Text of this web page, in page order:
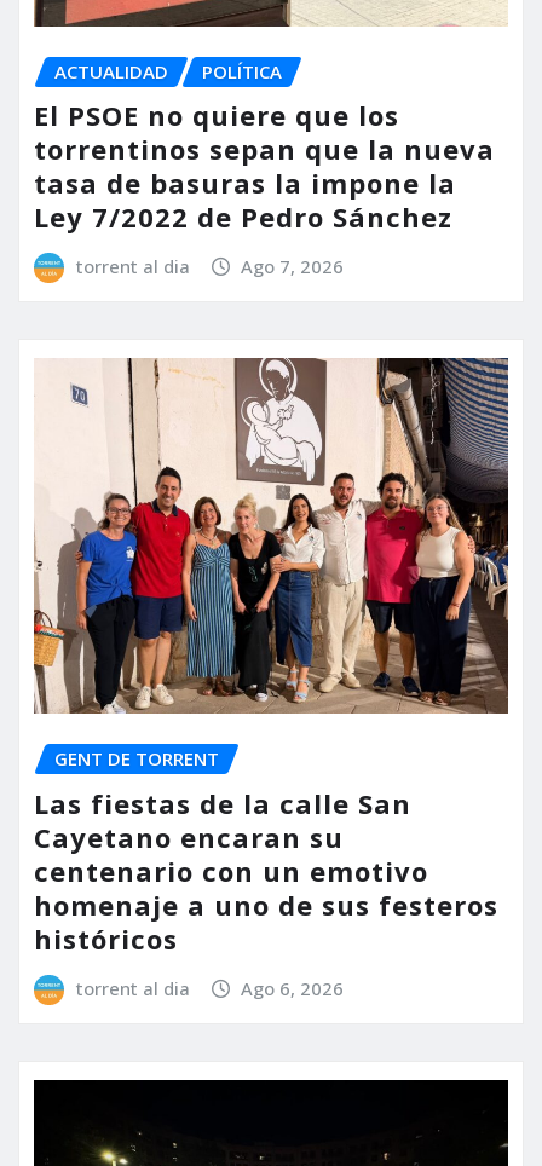
ACTUALIDAD POLÍTICA
El PSOE no quiere que los
torrentinos sepan que la nueva
tasa de basuras la impone la
Ley 7/2022 de Pedro Sánchez
torrent al dia Ago 7, 2026
GENT DE TORRENT
Las fiestas de la calle San
Cayetano encaran su
centenario con un emotivo
homenaje a uno de sus festeros
históricos
torrent al dia Ago 6, 2026